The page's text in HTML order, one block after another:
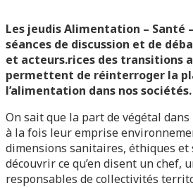
Les jeudis Alimentation – Santé
séances de discussion et de
et acteurs.rices des transitions
permettent de réinterroger la
l’alimentation dans nos sociétés.
On sait que la part de végétal
à la fois leur emprise
dimensions sanitaires, éthiques et
découvrir ce qu’en disent un chef,
responsables de collectivités